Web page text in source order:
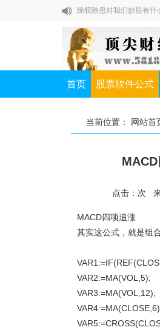
除权除息对我们炒股有什
如何提高A股打新中签率？
私募一哥徐翔教你炒股七
除权除息对我们炒股有什
首页 股票软件公式
当前位置： 网站首
点击： 次
MACD四项追涨
其实这公式，就是组
VAR2:=MA(VOL,5);
VAR3:=MA(VOL,12);